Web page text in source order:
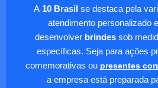
A10 Brasilse destaca pela
atendimento personalizado
desenvolver brindessob
específicas. Seja para ações
comemorativas ou presentes
a empresa está preparada